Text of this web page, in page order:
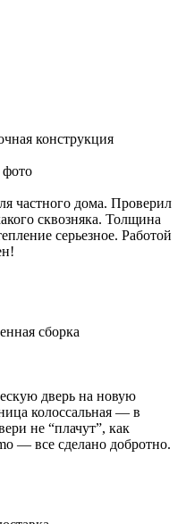
конструкция
частного дома. Проверил
сквозняка. Толщина
серьезное. Работой
сборка
дверь на новую
колоссальная — в
не “плачут”, как
— все сделано добротно.